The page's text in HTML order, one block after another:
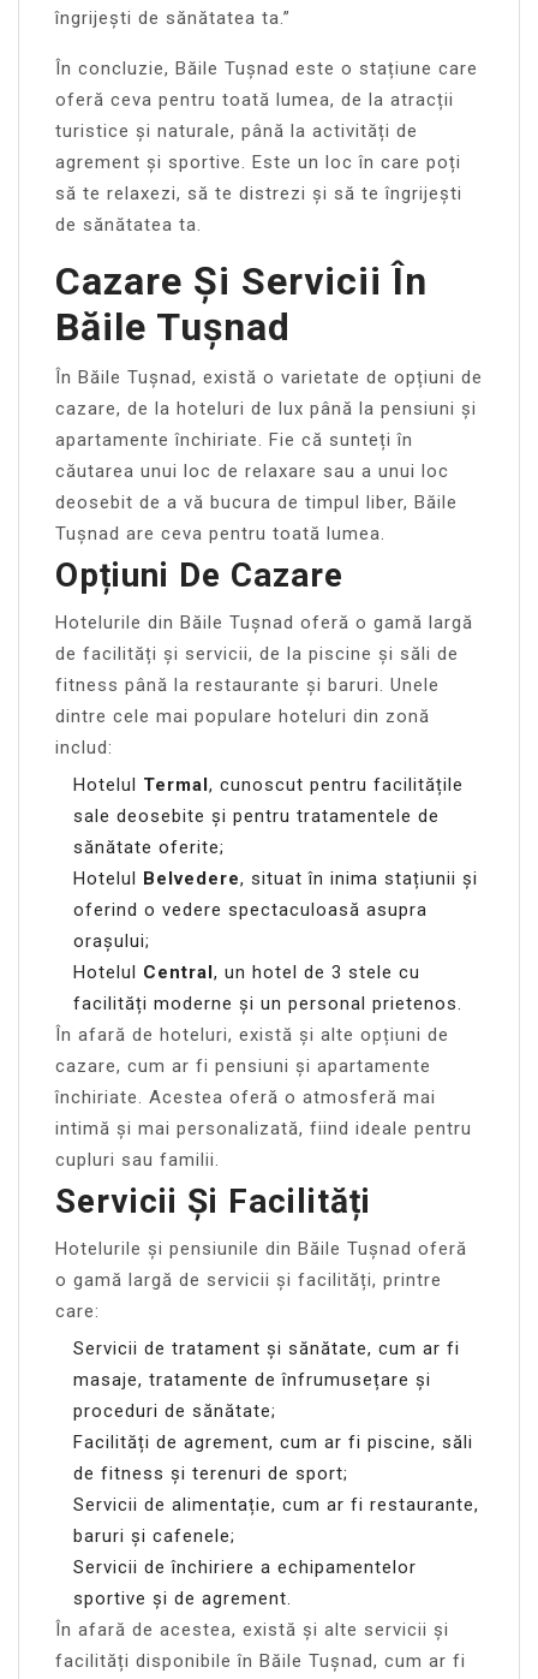
îngrijești de sănătatea ta.”
În concluzie, Băile Tușnad este o stațiune care
oferă ceva pentru toată lumea, de la atracții
turistice și naturale, până la activități de
agrement și sportive. Este un loc în care poți
să te relaxezi, să te distrezi și să te îngrijești
de sănătatea ta.
Cazare Și Servicii În
Băile Tușnad
În Băile Tușnad, există o varietate de opțiuni de
cazare, de la hoteluri de lux până la pensiuni și
apartamente închiriate. Fie că sunteți în
căutarea unui loc de relaxare sau a unui loc
deosebit de a vă bucura de timpul liber, Băile
Tușnad are ceva pentru toată lumea.
Opțiuni De Cazare
Hotelurile din Băile Tușnad oferă o gamă largă
de facilități și servicii, de la piscine și săli de
fitness până la restaurante și baruri. Unele
dintre cele mai populare hoteluri din zonă
includ:
Hotelul Termal, cunoscut pentru facilitățile
sale deosebite și pentru tratamentele de
sănătate oferite;
Hotelul Belvedere, situat în inima stațiunii și
oferind o vedere spectaculoasă asupra
orașului;
Hotelul Central, un hotel de 3 stele cu
facilități moderne și un personal prietenos.
În afară de hoteluri, există și alte opțiuni de
cazare, cum ar fi pensiuni și apartamente
închiriate. Acestea oferă o atmosferă mai
intimă și mai personalizată, fiind ideale pentru
cupluri sau familii.
Servicii Și Facilități
Hotelurile și pensiunile din Băile Tușnad oferă
o gamă largă de servicii și facilități, printre
care:
Servicii de tratament și sănătate, cum ar fi
masaje, tratamente de înfrumusețare și
proceduri de sănătate;
Facilități de agrement, cum ar fi piscine, săli
de fitness și terenuri de sport;
Servicii de alimentație, cum ar fi restaurante,
baruri și cafenele;
Servicii de închiriere a echipamentelor
sportive și de agrement.
În afară de acestea, există și alte servicii și
facilități disponibile în Băile Tușnad, cum ar fi